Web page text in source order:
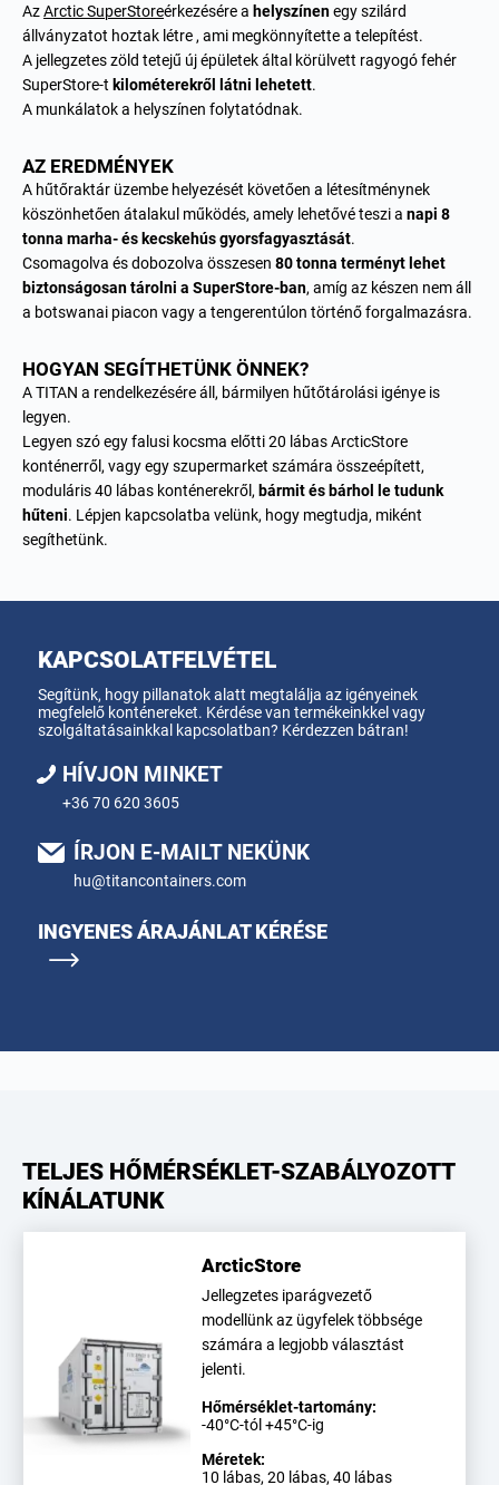
AzArctic SuperStoreérkezésére a helyszínenegy szilárd
állványzatot hoztak létre , ami megkönnyítette a telepítést.
A jellegzetes zöld tetejű új épületek által körülvett ragyogó fehér
SuperStore-t kilométerekről látni lehetett.
A munkálatok a helyszínen folytatódnak.
AZ EREDMÉNYEK
A hűtőraktár üzembe helyezését követően a létesítménynek
köszönhetően átalakul működés, amely lehetővé teszi a napi 8
tonna marha- és kecskehús gyorsfagyasztását.
Csomagolva és dobozolva összesen 80 tonna terményt lehet
biztonságosan tárolni a SuperStore-ban, amíg az készen nem áll
a botswanai piacon vagy a tengerentúlon történő forgalmazásra.
HOGYAN SEGÍTHETÜNK ÖNNEK?
A TITAN a rendelkezésére áll, bármilyen hűtőtárolási igénye is
legyen.
Legyen szó egy falusi kocsma előtti 20 lábas ArcticStore
konténerről, vagy egy szupermarket számára összeépített,
moduláris 40 lábas konténerekről, bármit és bárhol le tudunk
hűteni. Lépjen kapcsolatba velünk, hogy megtudja, miként
segíthetünk.
KAPCSOLATFELVÉTEL
Segítünk, hogy pillanatok alatt megtalálja az igényeinek
megfelelő konténereket. Kérdése van termékeinkkel vagy
szolgáltatásainkkal kapcsolatban? Kérdezzen bátran!
HÍVJON MINKET
+36 70 620 3605
ÍRJON E-MAILT NEKÜNK
hu@titancontainers.com
INGYENES ÁRAJÁNLAT KÉRÉSE
TELJES HŐMÉRSÉKLET-SZABÁLYOZOTT
KÍNÁLATUNK
ArcticStore
Jellegzetes iparágvezető
modellünk az ügyfelek többsége
számára a legjobb választást
jelenti.
Hőmérséklet-tartomány:
-40°C-tól +45°C-ig
Méretek:
10 lábas, 20 lábas, 40 lábas